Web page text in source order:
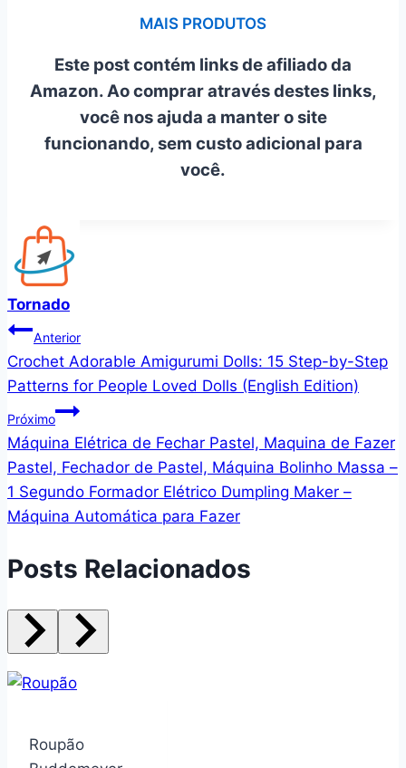
MAIS PRODUTOS
Este post contém links de afiliado da
Amazon. Ao comprar através destes links,
você nos ajuda a manter o site
funcionando, sem custo adicional para
você.
Tornado
Navegação
de
Post
Anterior
Crochet Adorable Amigurumi Dolls: 15 Step-by-Step
Patterns for People Loved Dolls (English Edition)
Próximo
Máquina Elétrica de Fechar Pastel, Maquina de Fazer
Pastel, Fechador de Pastel, Máquina Bolinho Massa –
1 Segundo Formador Elétrico Dumpling Maker –
Máquina Automática para Fazer
Posts Relacionados
Roupão